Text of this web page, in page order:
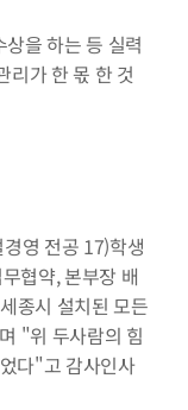
을 하는 등 실력
리가 한 몫 한 것
영 전공 17)학생
협약, 본부장 배
종시 설치된 모든
"위 두사람의 힘
다"고 감사인사